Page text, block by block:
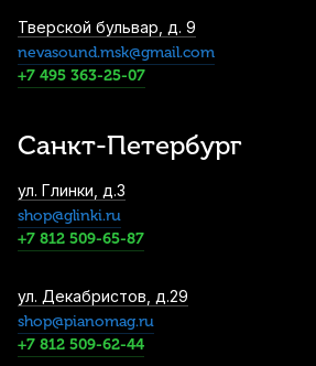
Тверской бульвар, д. 9
nevasound.msk@gmail.com
+7 495 363-25-07
Санкт-Петербург
ул. Глинки, д.3
shop@glinki.ru
+7 812 509-65-87
ул. Декабристов, д.29
shop@pianomag.ru
+7 812 509-62-44